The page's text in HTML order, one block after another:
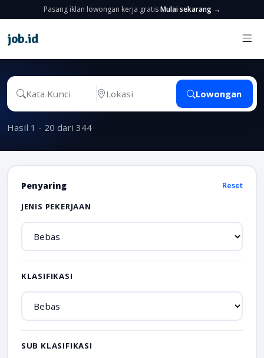
Pasang iklan lowongan kerja gratisMulai sekarang →
job.id
Lowongan
Hasil 1 - 20 dari 344
Penyaring
Reset
JENIS PEKERJAAN
KLASIFIKASI
SUB KLASIFIKASI